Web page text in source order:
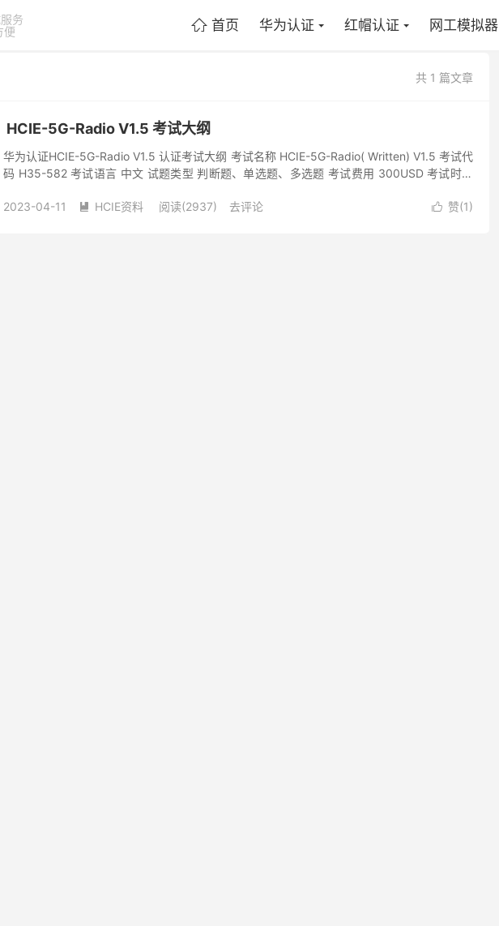
务
便
 首页 华为认证 红帽认证 网工模拟器
共 1 篇文章
HCIE-5G-Radio V1.5 考试大纲
华为认证HCIE-5G-Radio V1.5 认证考试大纲 考试名称 HCIE-5G-Radio( Written) V1.5 考试代
码 H35-582 考试语言 中文 试题类型 判断题、单选题、多选题 考试费用 300USD 考试时长
 赞(1)
2023-04-11  HCIE资料 阅读(2937) 去评论